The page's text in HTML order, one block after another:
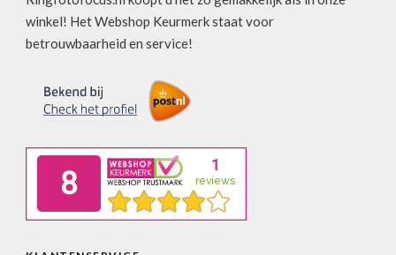
winkel! Het Webshop Keurmerk staat voor
betrouwbaarheid en service!